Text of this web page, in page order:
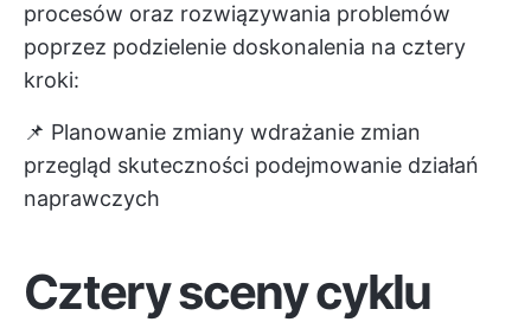
procesów oraz rozwiązywania problemów
poprzez podzielenie doskonalenia na cztery
kroki:
📌 Planowanie zmiany wdrażanie zmian
przegląd skuteczności podejmowanie działań
naprawczych
Cztery sceny cyklu